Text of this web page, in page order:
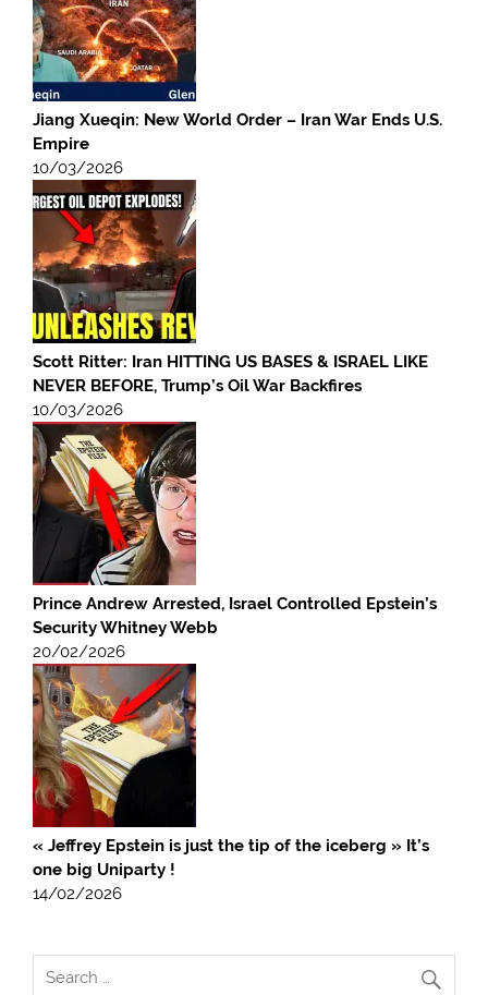
Jiang Xueqin: New World Order – Iran War Ends U.S.
Empire
10/03/2026
Scott Ritter: Iran HITTING US BASES & ISRAEL LIKE
NEVER BEFORE, Trump’s Oil War Backfires
10/03/2026
Prince Andrew Arrested, Israel Controlled Epstein’s
Security Whitney Webb
20/02/2026
« Jeffrey Epstein is just the tip of the iceberg » It’s
one big Uniparty !
14/02/2026